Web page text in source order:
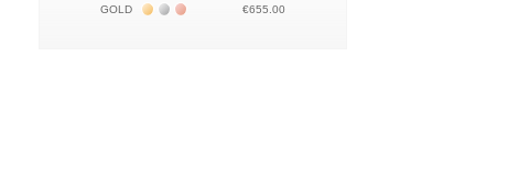
GOLD Жёлтое золото 18К
Белое золото 18К
Розовое золото 18К
€655.00